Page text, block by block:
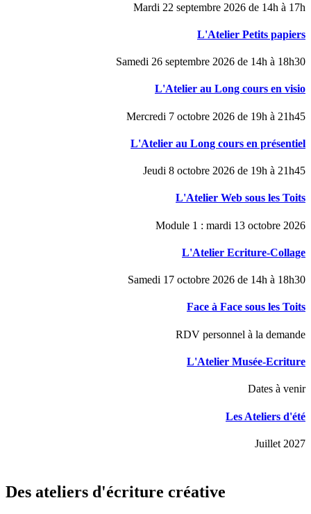
Mardi 22 septembre 2026 de 14h à 17h
L'Atelier Petits papiers
Samedi 26 septembre 2026 de 14h à 18h30
L'Atelier au Long cours en visio
Mercredi 7 octobre 2026 de 19h à 21h45
L'Atelier au Long cours en présentiel
Jeudi 8 octobre 2026 de 19h à 21h45
L'Atelier Web sous les Toits
Module 1 : mardi 13 octobre 2026
L'Atelier Ecriture-Collage
Samedi 17 octobre 2026 de 14h à 18h30
Face à Face sous les Toits
RDV personnel à la demande
L'Atelier Musée-Ecriture
Dates à venir
Les Ateliers d'été
Juillet 2027
Des ateliers d'écriture créative